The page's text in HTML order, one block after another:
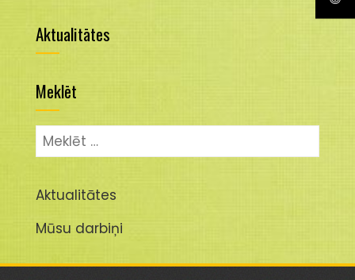
Aktualitātes
Meklēt
Meklēt:
Aktualitātes
Mūsu darbiņi